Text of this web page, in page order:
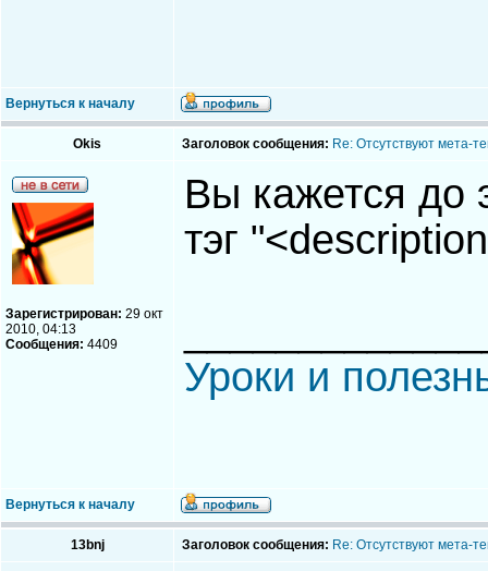
Вернуться к началу
Okis Заголовок сообщения: Re: Отсутствуют мета-
Зарегистрирован: 29 окт
2010, 04:13
Сообщения: 4409
Вы кажется до
тэг
Уроки и
Вернуться к началу
13bnj Заголовок сообщения: Re: Отсутствуют мета-